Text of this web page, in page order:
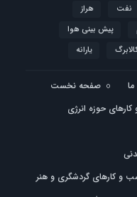
نفت
هراز
پیش بینی هوا
یارانه
ما
صفحه نخست
حوزه انرژی
و کارهای گردشگری و هنر